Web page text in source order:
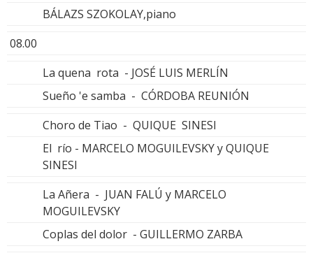
BÁLAZS SZOKOLAY,piano
08.00
La quena rota - JOSÉ LUIS MERLÍN
Sueño 'e samba - CÓRDOBA REUNIÓN
Choro de Tiao - QUIQUE SINESI
El río - MARCELO MOGUILEVSKY y QUIQUE
SINESI
La Añera - JUAN FALÚ y MARCELO
MOGUILEVSKY
Coplas del dolor - GUILLERMO ZARBA